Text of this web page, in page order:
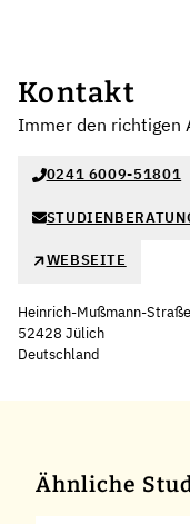
Kontakt
Immer den richtigen
0241 6009-51801
WEBSEITE
Heinrich-Mußmann-
52428 Jülich
Deutschland
Ähnliche